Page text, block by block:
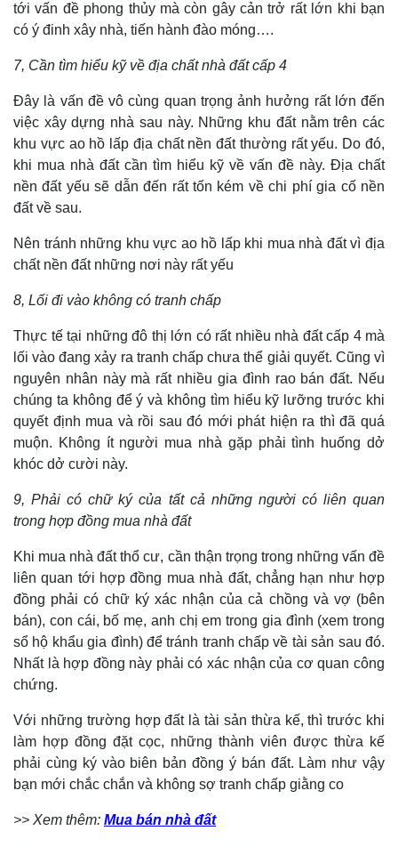
tới vấn đề phong thủy mà còn gây cản trở rất lớn khi bạn
có ý đinh xây nhà, tiến hành đào móng….
7, Cần tìm hiểu kỹ về địa chất nhà đất cấp 4
Đây là vấn đề vô cùng quan trọng ảnh hưởng rất lớn đến
việc xây dựng nhà sau này. Những khu đất nằm trên các
khu vực ao hồ lấp địa chất nền đất thường rất yếu. Do đó,
khi mua nhà đất cần tìm hiểu kỹ về vấn đề này. Địa chất
nền đất yếu sẽ dẫn đến rất tốn kém về chi phí gia cố nền
đất về sau.
Nên tránh những khu vực ao hồ lấp khi mua nhà đất vì địa
chất nền đất những nơi này rất yếu
8, Lối đi vào không có tranh chấp
Thực tế tại những đô thị lớn có rất nhiều nhà đất cấp 4 mà
lối vào đang xảy ra tranh chấp chưa thể giải quyết. Cũng vì
nguyên nhân này mà rất nhiều gia đình rao bán đất. Nếu
chúng ta không để ý và không tìm hiểu kỹ lưỡng trước khi
quyết định mua và rồi sau đó mới phát hiện ra thì đã quá
muộn. Không ít người mua nhà gặp phải tình huống dở
khóc dở cười này.
9, Phải có chữ ký của tất cả những người có liên quan
trong hợp đồng mua nhà đất
Khi mua nhà đất thổ cư, cần thận trọng trong những vấn đề
liên quan tới hợp đồng mua nhà đất, chẳng hạn như hợp
đồng phải có chữ ký xác nhận của cả chồng và vợ (bên
bán), con cái, bố mẹ, anh chị em trong gia đình (xem trong
sổ hộ khẩu gia đình) để tránh tranh chấp về tài sản sau đó.
Nhất là hợp đồng này phải có xác nhận của cơ quan công
chứng.
Với những trường hợp đất là tài sản thừa kế, thì trước khi
làm hợp đồng đặt cọc, những thành viên được thừa kế
phải cùng ký vào biên bản đồng ý bán đất. Làm như vậy
bạn mới chắc chắn và không sợ tranh chấp giằng co
>> Xem thêm: Mua bán nhà đất